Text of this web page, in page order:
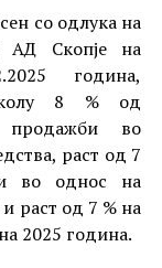
со одлука на
Скопје на
година,
8 % од
продажби во
раст од 7
во однос на
раст од 7 % на
2025 година.